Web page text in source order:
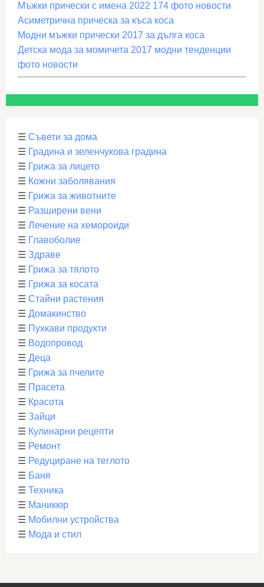
Мъжки прически с имена 2022 174 фото новости
Асиметрична прическа за къса коса
Модни мъжки прически 2017 за дълга коса
Детска мода за момичета 2017 модни тенденции
фото новости
☰ Съвети за дома
☰ Градина и зеленчукова градина
☰ Грижа за лицето
☰ Кожни заболявания
☰ Грижа за животните
☰ Разширени вени
☰ Лечение на хемороиди
☰ Главоболие
☰ Здраве
☰ Грижа за тялото
☰ Грижа за косата
☰ Стайни растения
☰ Домакинство
☰ Пухкави продукти
☰ Водопровод
☰ Деца
☰ Грижа за пчелите
☰ Прасета
☰ Красота
☰ Зайци
☰ Кулинарни рецепти
☰ Ремонт
☰ Редуциране на теглото
☰ Баня
☰ Техника
☰ Маникюр
☰ Мобилни устройства
☰ Мода и стил